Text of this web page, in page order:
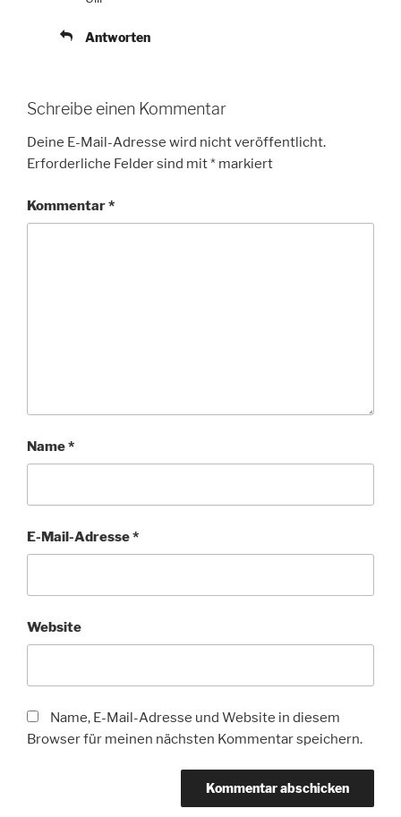
Antworten
Schreibe einen Kommentar
Deine E-Mail-Adresse wird nicht veröffentlicht.
Erforderliche Felder sind mit* markiert
Kommentar*
Name*
E-Mail-Adresse*
Website
Name, E-Mail-Adresse und Website in diesem
Browser für meinen nächsten Kommentar speichern.